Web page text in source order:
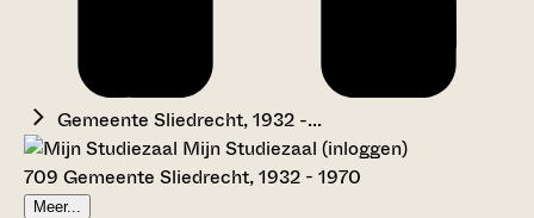
Gemeente Sliedrecht, 1932 -...
Mijn Studiezaal (inloggen)
709 Gemeente Sliedrecht, 1932 - 1970
Meer...